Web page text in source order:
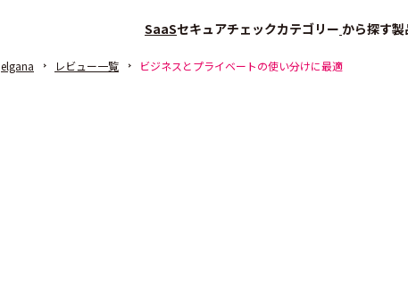
SaaSセキュアチェックカテゴリー から探す製
elgana レビュー一覧 ビジネスとプライベートの使い分けに最適